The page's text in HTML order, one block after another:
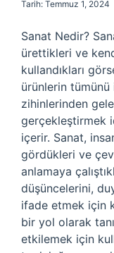
Tarih: Temmuz 1, 2024
Sanat Nedir?
ürettikleri ve
kullandıkları
ürünlerin tümünü
zihinlerinden
gerçekleştirmek
içerir. Sanat,
gördükleri ve
anlamaya
düşüncelerini,
ifade etmek için
bir yol olarak
etkilemek için